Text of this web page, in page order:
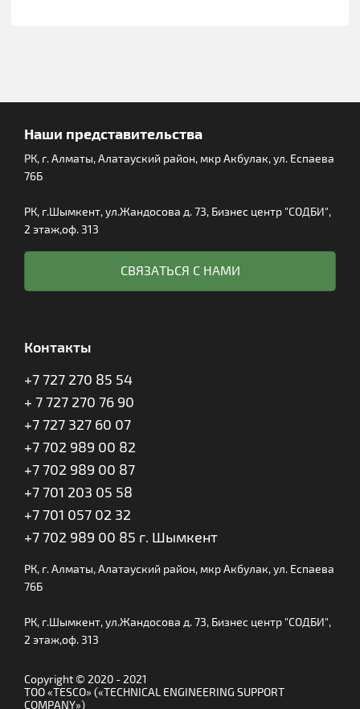
Контакты
+7 727 270 85 54
+ 7 727 270 76 90
+7 727 327 60 07
+7 702 989 00 82
+7 702 989 00 87
+7 701 203 05 58
+7 701 057 02 32
+7 702 989 00 85 г. Шымкент
РК, г. Алматы, Алатауский район, мкр Акбулак, ул. Еспаева
76Б
РК, г.Шымкент, ул.Жандосова д. 73, Бизнес центр "СОДБИ",
2 этаж,оф. 313
Copyright © 2020 - 2021
ТОО «TESCO» («TECHNICAL ENGINEERING SUPPORT
COMPANY»)
Наши представительства
РК, г. Алматы, Алатауский район, мкр Акбулак, ул. Еспаева
76Б
РК, г.Шымкент, ул.Жандосова д. 73, Бизнес центр "СОДБИ",
2 этаж,оф. 313
СВЯЗАТЬСЯ С НАМИ